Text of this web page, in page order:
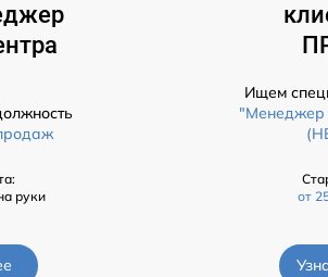
руки
Ищем
"Менеджер
от